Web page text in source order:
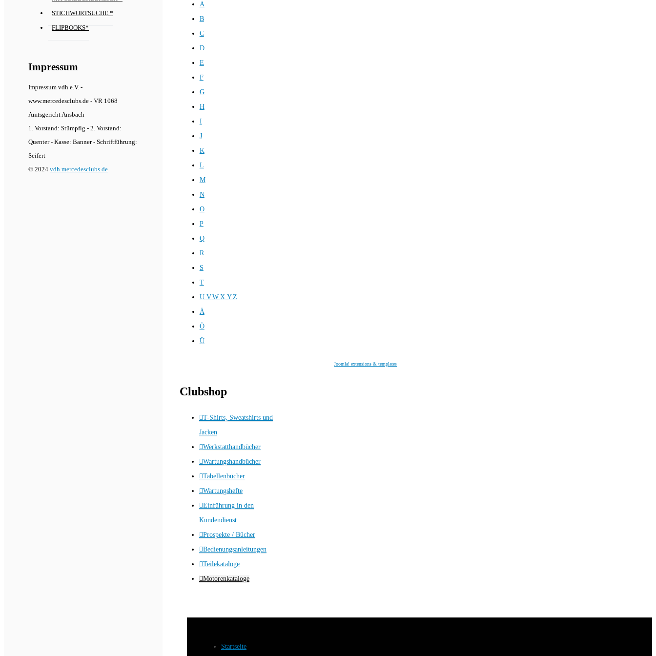
STICHWORTSUCHE *
FLIPBOOKS*
Impressum
Impressum vdh e.V. -
www.mercedesclubs.de - VR 1068
Amtsgericht Ansbach
1. Vorstand: Stümpfig - 2. Vorstand:
Quenter - Kasse: Banner - Schriftführung:
Seifert
© 2024 vdh.mercedesclubs.de
A
B
C
D
E
F
G
H
I
J
K
L
M
N
O
P
Q
R
S
T
U.V.W.X.Y.Z
Ä
Ö
Ü
Joomla! extensions & templates
Clubshop
T-Shirts, Sweatshirts und
Jacken
Werkstatthandbücher
Wartungshandbücher
Tabellenbücher
Wartungshefte
Einführung in den
Kundendienst
Prospekte / Bücher
Bedienungsanleitungen
Teilekataloge
Motorenkataloge
Startseite